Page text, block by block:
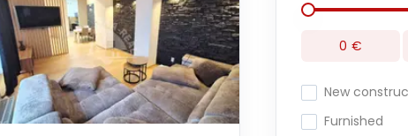
0 €
New
Furnished